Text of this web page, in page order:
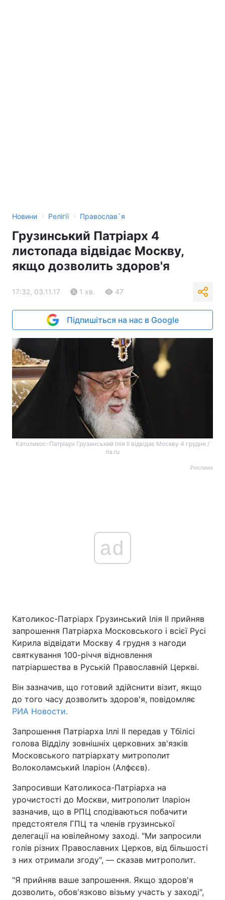
Новини › Релігії › Православ`я
Грузинський Патріарх 4
листопада відвідає Москву,
якщо дозволить здоров'я
17:32, 03.11.17 1 хв. 47
Підпишіться на нас в Google
Католикос-Патріарх Грузинський Ілія II відвідає Москву 4 грудня /
ria.ru
Реклама
ad
Католикос-Патріарх Грузинський Ілія II прийняв
запрошення Патріарха Московського і всієї Русі
Кирила відвідати Москву 4 грудня з нагоди
святкування 100-річчя відновлення
патріаршества в Руській Православній Церкві.
Він зазначив, що готовий здійснити візит, якщо
до того часу дозволить здоров'я, повідомляє
РИА Новости.
Запрошення Патріарха Іллі II передав у Тбілісі
голова Відділу зовнішніх церковних зв'язків
Московського патріархату митрополит
Волоколамський Іларіон (Алфєєв).
Запросивши Католикоса-Патріарха на
урочистості до Москви, митрополит Іларіон
зазначив, що в РПЦ сподіваються побачити
предстоятеля ГПЦ та членів грузинської
делегації на ювілейному заході. "Ми запросили
голів різних Православних Церков, від більшості
з них отримали згоду", — сказав митрополит.
"Я прийняв ваше запрошення. Якщо здоров'я
дозволить, обов'язково візьму участь у заході",